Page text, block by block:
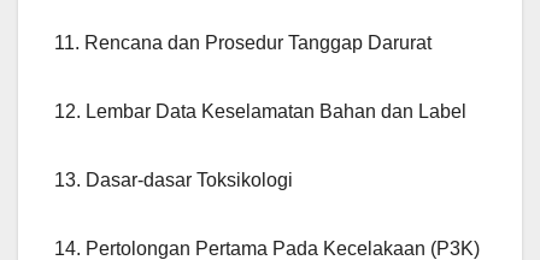
11. Rencana dan Prosedur Tanggap Darurat
12. Lembar Data Keselamatan Bahan dan Label
13. Dasar-dasar Toksikologi
14. Pertolongan Pertama Pada Kecelakaan (P3K)